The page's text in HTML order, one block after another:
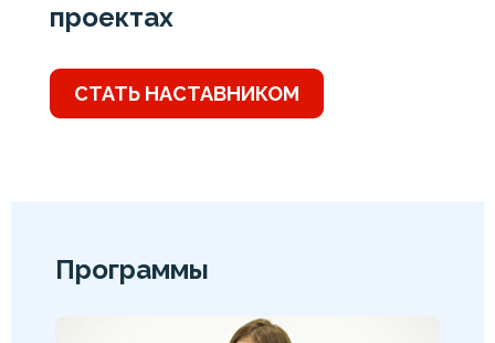
проектах
СТАТЬ НАСТАВНИКОМ
Программы